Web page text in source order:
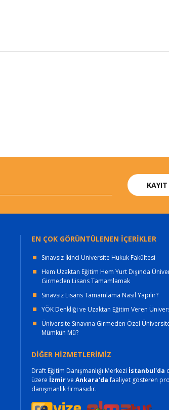
EN ÇOK GÖRÜNTÜLENEN İÇERİKLER
Sınavsız İkinci Üniversite Hukuk Fakültesi
Hem Uzaktan Eğitim Hem Yurt Dışında
Girmeden Lisans Tamamlamak
Sınavsız Lisans Tamamlama Nasıl Yapılır?
YÖK Denkliği ve Uzaktan Eğitim Veren
Üniversite Sınavına Girmeden Özel
Mümkün Mü?
DİĞER HİZMETLERİMİZ
Draft Eğitim Danışmanlığı Merkezi İstanbul'da
üzere İzmirve Ankara'dafaaliyet gösteren
danışmanlık firmasıdır.